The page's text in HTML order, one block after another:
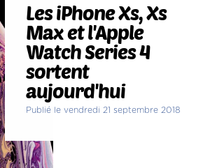
Les iPhone Xs, Xs
Max et l'Apple
Watch Series 4
sortent
aujourd'hui
Publié le vendredi 21 septembre 2018